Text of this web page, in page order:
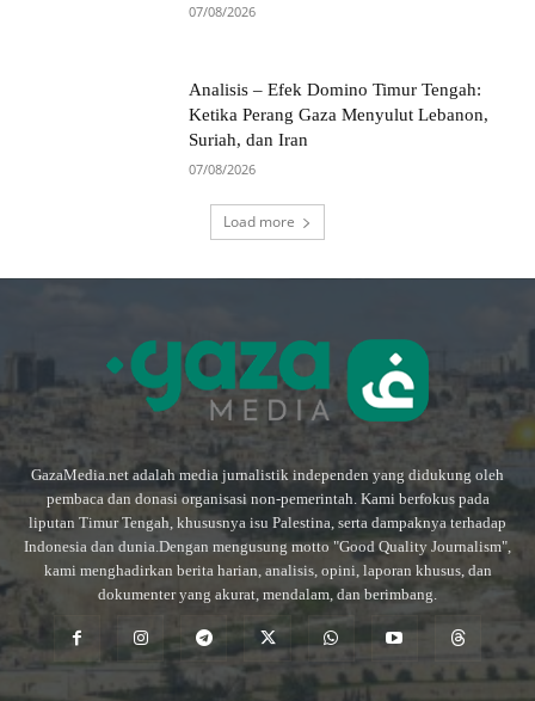
07/08/2026
Analisis – Efek Domino Timur Tengah:
Ketika Perang Gaza Menyulut Lebanon,
Suriah, dan Iran
07/08/2026
Load more
GazaMedia.net adalah media jurnalistik independen yang didukung oleh
pembaca dan donasi organisasi non-pemerintah. Kami berfokus pada
liputan Timur Tengah, khususnya isu Palestina, serta dampaknya terhadap
Indonesia dan dunia.Dengan mengusung motto "Good Quality Journalism",
kami menghadirkan berita harian, analisis, opini, laporan khusus, dan
dokumenter yang akurat, mendalam, dan berimbang.